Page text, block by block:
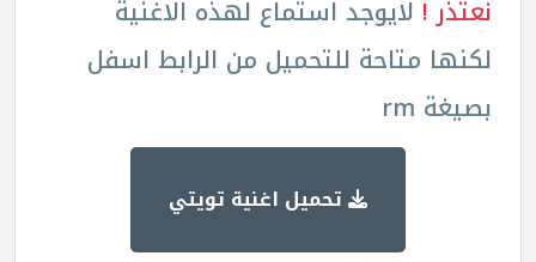
نعتذر ! لايوجد استماع لهذه الاغنية
لكنها متاحة للتحميل من الرابط اسفل
بصيغة rm
تحميل اغنية تويتي